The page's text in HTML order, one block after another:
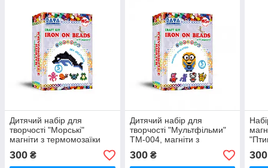
Дитячий набір для
творчості "Морські"
магніти з термомозаїки
TM-003, 5 фігур для дітей
від 5 років.
300 ₴
Дитячий набір для
творчості "Мультфільми"
TM-004, магніти з
термомозаїки, 5 фігур.
300₴ 300